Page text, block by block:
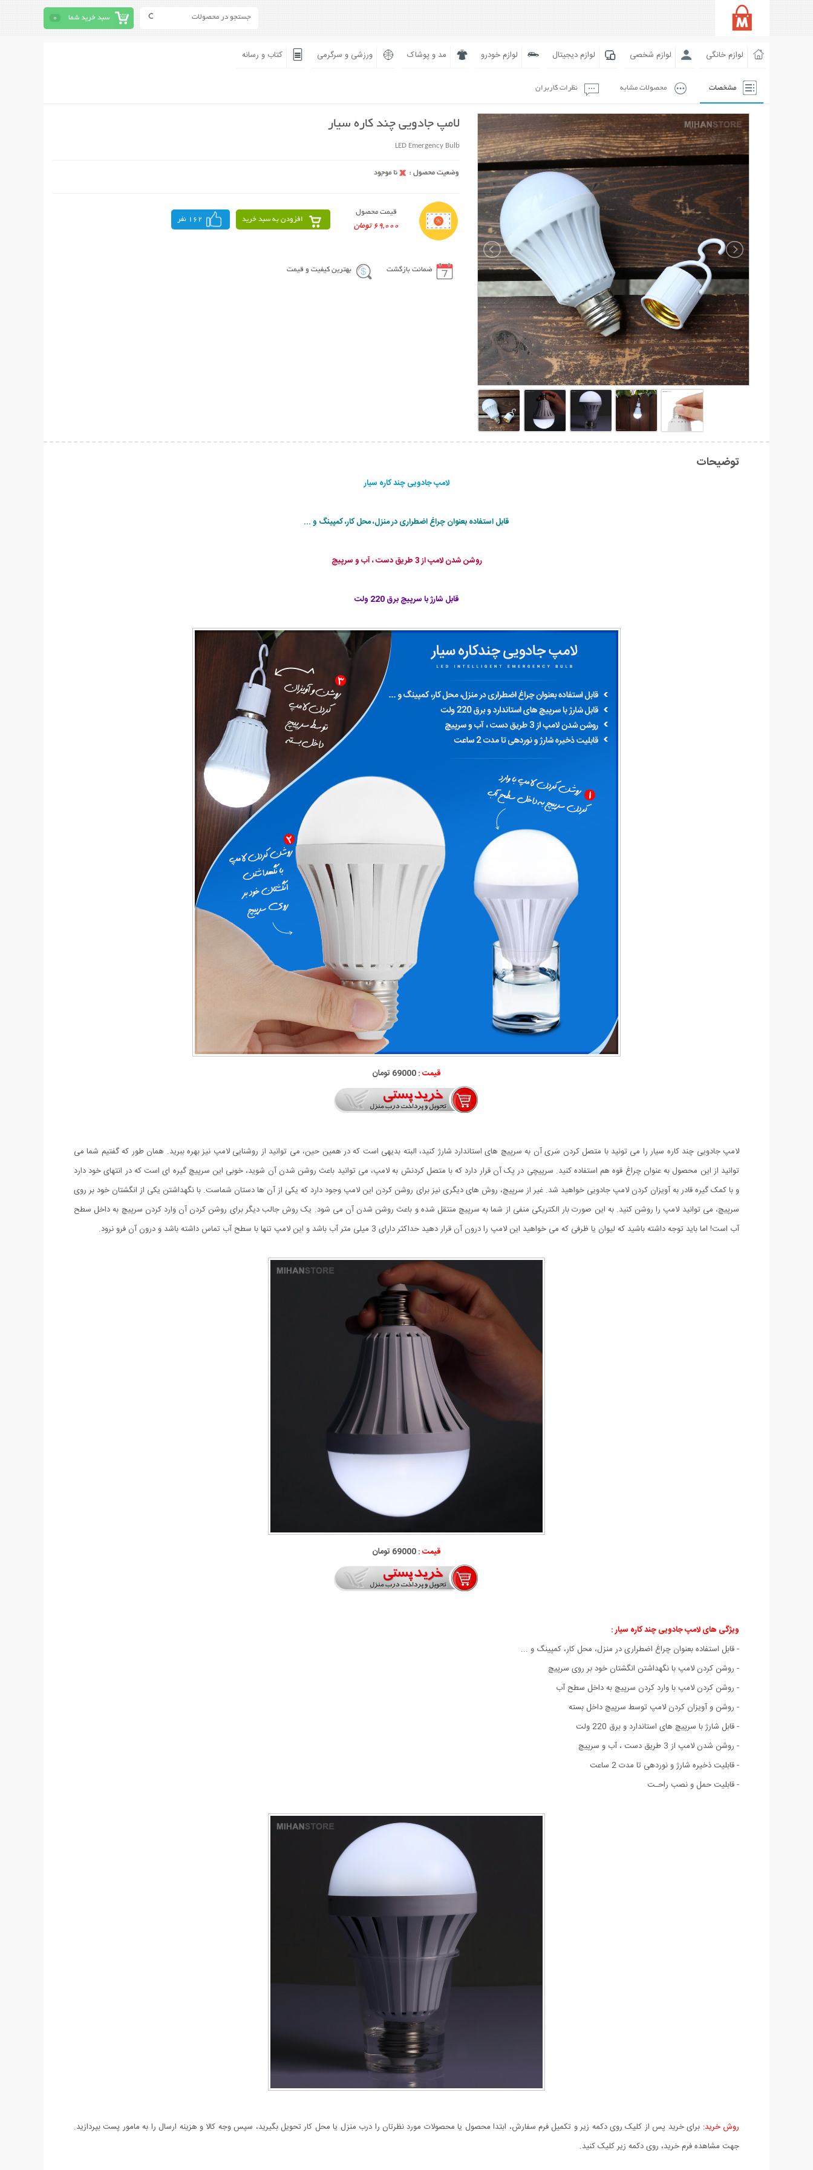
سبد خرید شما 0
لوازم خانگی لوازم شخصی لوازم دیجیتال لوازم خودرو مد و پوشاک ورزشی و سرگرمی کتاب و رسانه
مشخصات محصولات مشابه نظرات کاربران
لامپ جادویی چند کاره سیار
LED Emergency Bulb
قیمت محصول
69,000 تومان
افزودن به سبد خرید 162 نفر
ضمانت بازگشت بهترین کیفیت و قیمت
توضیحات
لامپ جادویی چند کاره سیار
قابل استفاده بعنوان چراغ اضطراری در منزل، محل کار، کمپینگ و ...
روشن شدن لامپ از 3 طریق دست ، آب و سرپیچ
قابل شارژ با سرپیچ برق 220 ولت
قیمت :69000 تومان
لامپ جادویی چند کاره سیار را می تونید با متصل کردن سَری آن به سرپیچ های استاندارد شارژ کنید، البته بدیهی است که در همین حین، می توانید از روشنایی لامپ نیز بهره ببرید. همان طور که گفتیم شما می
توانید از این محصول به عنوان چراغ قوه هم استفاده کنید. سرپیچی در پک آن قرار دارد که با متصل کردنش به لامپ، می توانید باعث روشن شدن آن شوید، خوبی این سرپیچ گیره ای است که در انتهای خود دارد
و با کمک گیره قادر به آویزان کردن لامپ جادویی خواهید شد. غیر از سرپیچ، روش های دیگری نیز برای روشن کردن این لامپ وجود دارد که یکی از آن ها دستان شماست. با نگهداشتن یکی از انگشتان خود بر روی
سرپیچ، می توانید لامپ را روشن کنید. به این صورت بار الکتریکی منفی از شما به سرپیچ منتقل شده و باعث روشن شدن آن می شود. یک روش جالب دیگر برای روشن کردن آن وارد کردن سرپیچ به داخل سطح
آب است! اما باید توجه داشته باشید که لیوان یا ظرفی که می خواهید این لامپ را درون آن قرار دهید حداکثر دارای 3 میلی متر آب باشد و این لامپ تنها با سطح آب تماس داشته باشد و درون آن فرو نرود.
قیمت :69000 تومان
ویژگی های لامپ جادویی چند کاره سیار :
- قابل استفاده بعنوان چراغ اضطراری در منزل، محل کار، کمپینگ و ...
- روشن کردن لامپ با نگهداشتن انگشتان خود بر روی سرپیچ
- روشن کردن لامپ با وارد کردن سرپیچ به داخل سطح آب
- روشن و آویزان کردن لامپ توسط سرپیچ داخل بسته
- قابل شارژ با سرپیچ های استاندارد و برق 220 ولت
- روشن شدن لامپ از 3 طریق دست ، آب و سرپیچ
- قابلیت ذخیره شارژ و نوردهی تا مدت 2 ساعت
- قابلیت حمل و نصب راحـت
روش خرید: برای خرید پس از کلیک روی دکمه زیر و تکمیل فرم سفارش، ابتدا محصول یا محصولات مورد نظرتان را درب منزل یا محل کار تحویل بگیرید، سپس وجه کالا و هزینه ارسال را به مامور پست بپردازید.
جهت مشاهده فرم خرید، روی دکمه زیر کلیک کنید.